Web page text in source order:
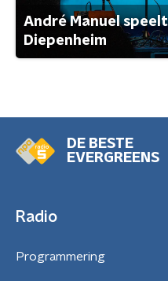
André Manuel
Diepenheim
DE BESTE
EVERGREENS
Radio
Programmering